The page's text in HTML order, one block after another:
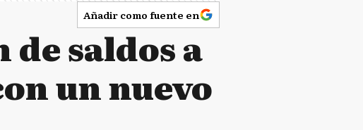
Añadir como fuente en
saldos a
un nuevo